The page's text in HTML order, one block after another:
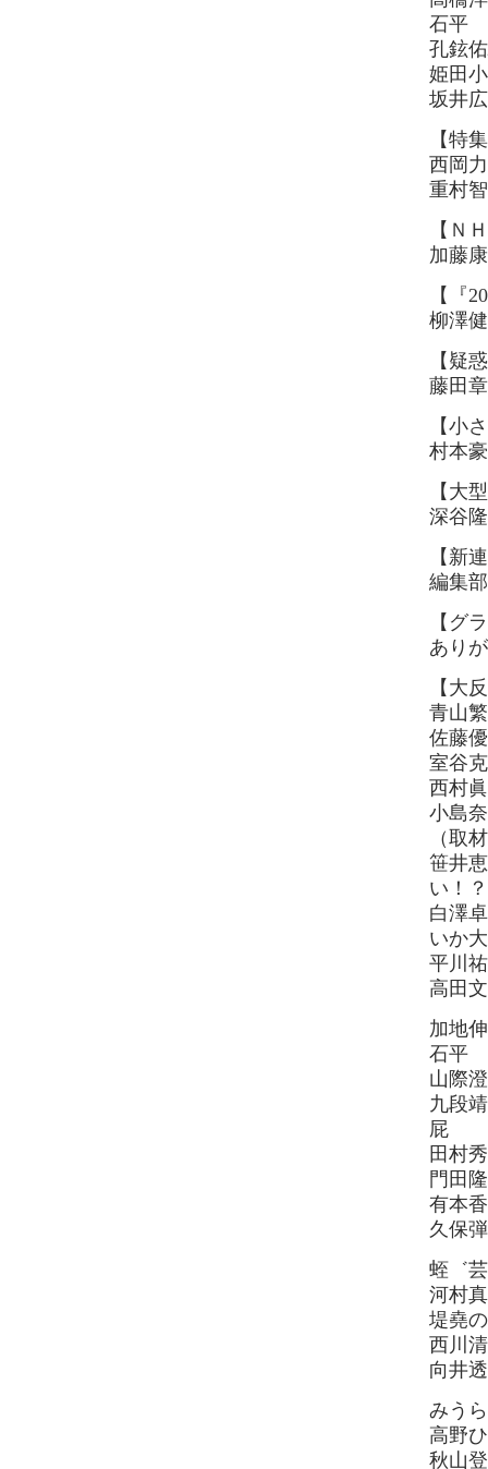
石平
孔鉉
姫田
坂井
【特
西岡
重村
【Ｎ
加藤
【『
柳澤
【疑
藤田
【小
村本
【大
深谷
【新
編集
【グ
あり
【大
青山
佐藤
室谷
西村
小島
（取
笹井
い！
白澤
いか
平川
高田
加地
石平
山際
九段
屁
田村
門田
有本
久保
蛭゛
河村
堤堯
西川
向井
みう
高野
秋山